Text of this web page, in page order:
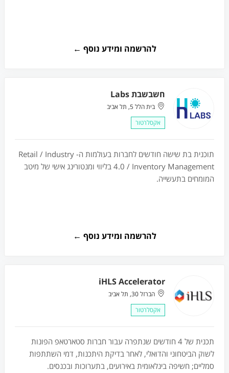
להרשמה ומידע נוסף ←
חשבשבת Labs
בית הלל 5, תל אביב
אקסלרטור
תוכנית בת שישה חודשים לחברות בעולמות ה- Retail / Industry
4.0 / Inventory Management בליווי ומנטורינג אישי של מיטב
המומחים בתעשייה.
להרשמה ומידע נוסף ←
iHLS Accelerator
הברזל 30, תל אביב
אקסלרטור
תכנית של 4 חודשים שנתפרה עבור חברות סטארטאפ הפונות
לשוק הביטחוני והדואלי, לאחר בדיקת היתכנות, דמי השתתפות
סמליים; חשיפה בינלאומית באירועים, בתערוכות ובכנסים.